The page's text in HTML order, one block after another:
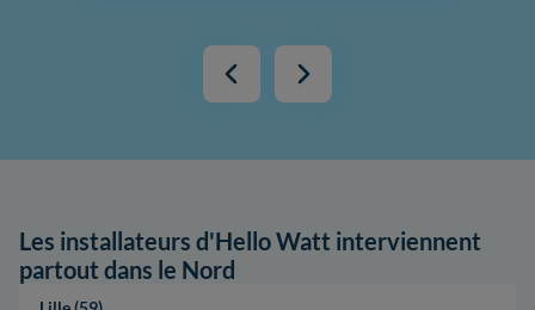
Les installateurs d'Hello Watt interviennent
partout dans le Nord